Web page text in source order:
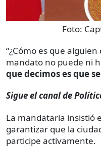
Foto:
“¿Cómo es que
mandato no puede ni
que decimos es que
Sigue el canal de
La mandataria insistió
garantizar que la
participe activamente.